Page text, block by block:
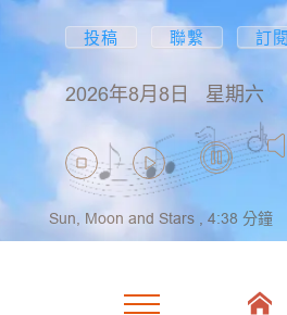
投稿 聯繫 訂閱
2026年8月8日 星期六
Sun, Moon and Stars , 4:38 分鐘